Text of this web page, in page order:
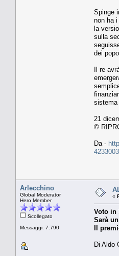
Spinge
non ha
la
sulla
dei
Il re
sistema
21
©
Da -
Arlecchino
Global Moderator
Hero Member
Scollegato
Messaggi: 7.790
«
Voto in
Sarà
Il
Di Aldo